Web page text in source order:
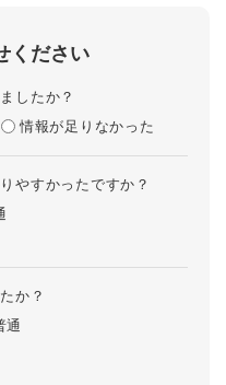
ください
したか？
情報が足りなかった
やすかったですか？
か？
通